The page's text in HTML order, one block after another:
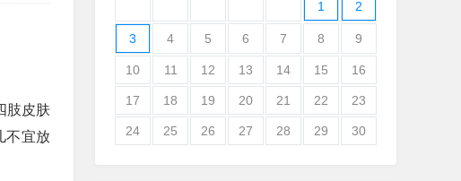
肢皮肤
不宜放
1 2
3 4 5 6 7 8 9
10 11 12 13 14 15 16
17 18 19 20 21 22 23
24 25 26 27 28 29 30